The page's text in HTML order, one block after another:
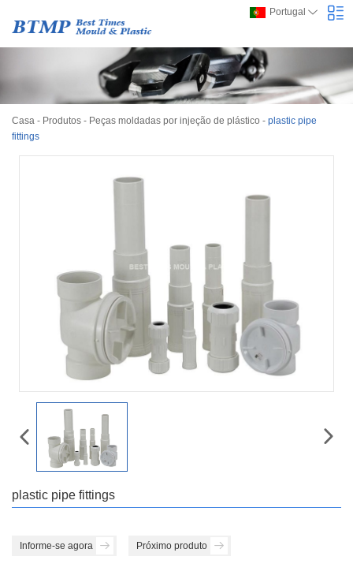
Portugal
Casa - Produtos - Peças moldadas por injeção de plástico - plastic pipe
fittings
plastic pipe fittings
Informe-se agora Próximo produto